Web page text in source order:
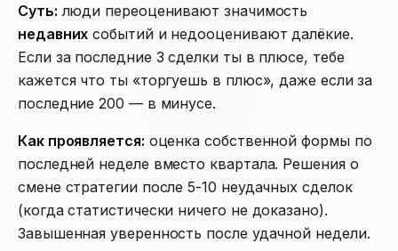
Суть: люди переоценивают значимость
недавних событий и недооценивают далёкие.
Если за последние 3 сделки ты в плюсе, тебе
кажется что ты «торгуешь в плюс», даже если за
последние 200 — в минусе.
Как проявляется: оценка собственной формы по
последней неделе вместо квартала. Решения о
смене стратегии после 5-10 неудачных сделок
(когда статистически ничего не доказано).
Завышенная уверенность после удачной недели.